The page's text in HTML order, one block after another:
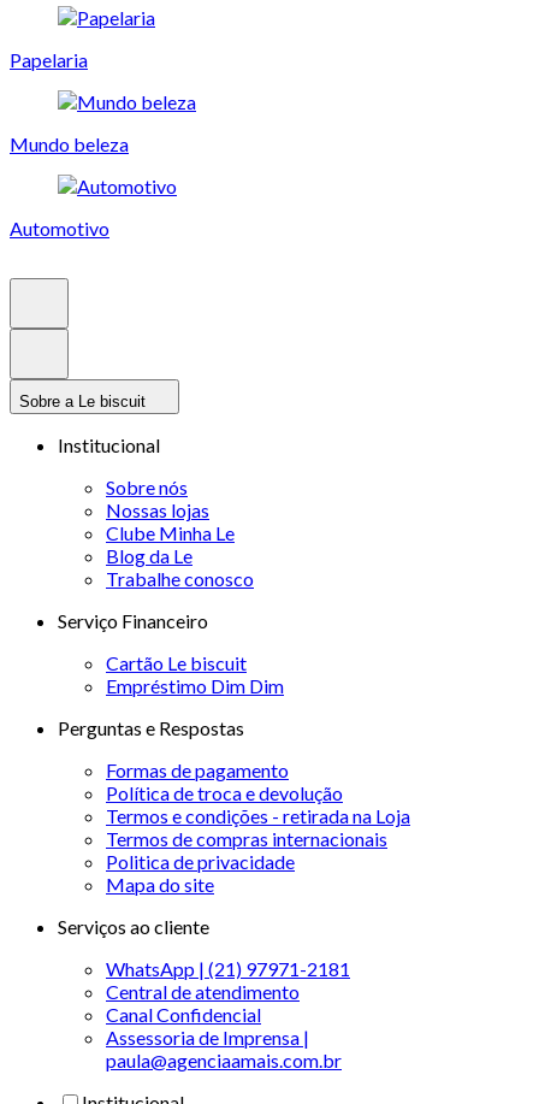
Papelaria
Mundo beleza
Automotivo
Sobre a Le biscuit
Institucional
Sobre nós
Nossas lojas
Clube Minha Le
Blog da Le
Trabalhe conosco
Serviço Financeiro
Cartão Le biscuit
Empréstimo Dim Dim
Perguntas e Respostas
Formas de pagamento
Política de troca e devolução
Termos e condições - retirada na Loja
Termos de compras internacionais
Politica de privacidade
Mapa do site
Serviços ao cliente
WhatsApp | (21) 97971-2181
Central de atendimento
Canal Confidencial
Assessoria de Imprensa |
paula@agenciaamais.com.br